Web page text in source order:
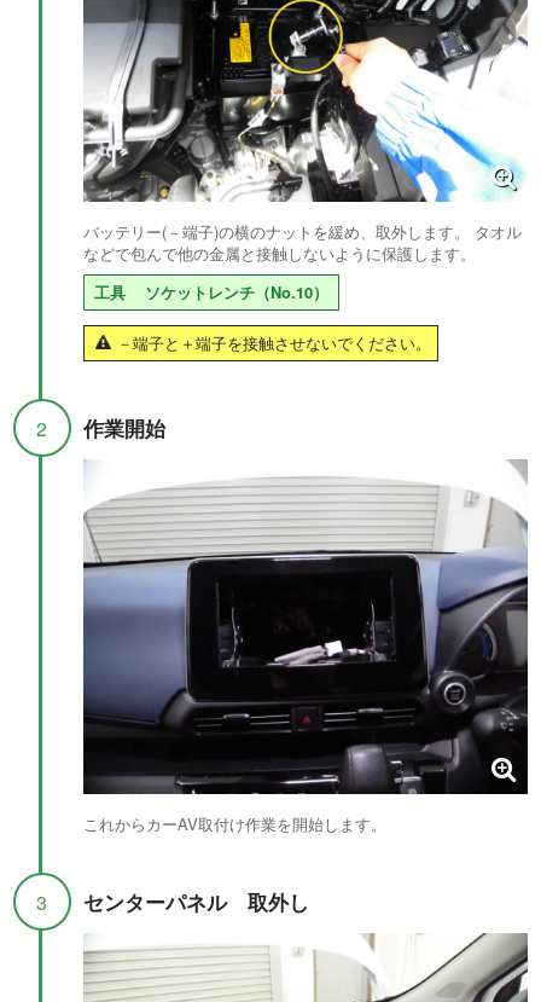
バッテリー(－端子)の横のナットを緩め、取外します。 タオル
などで包んで他の金属と接触しないように保護します。
工具
ソケットレンチ（No.10）
－端子と＋端子を接触させないでください。
2 作業開始
これからカーAV取付け作業を開始します。
3 センターパネル 取外し